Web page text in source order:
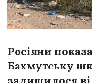
Росіяни
Бахмутську
залишилося